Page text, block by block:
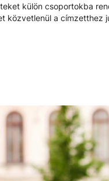
külön csoportokba
közvetlenül a címzetthez